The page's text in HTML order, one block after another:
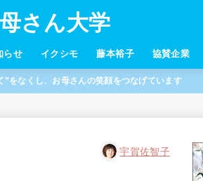
さん大学
らせ イクシモ 藤本裕子 協賛企業
”をなくし、お母さんの笑顔をつなげています
宇賀佐智子